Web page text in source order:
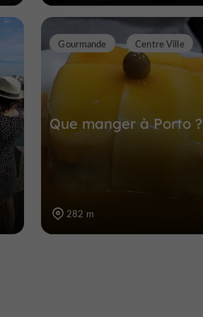
Que manger à Porto ?
Gourmande Centre Ville
282 m